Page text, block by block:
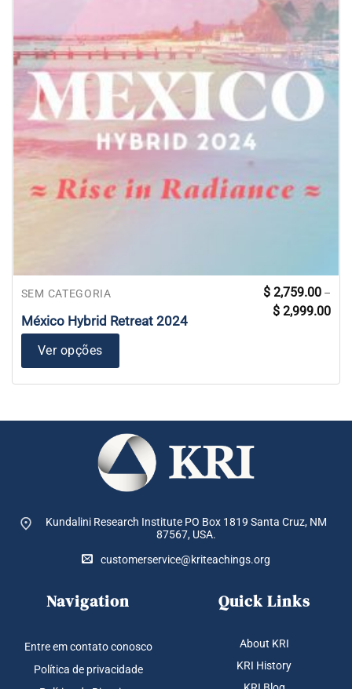
SEM CATEGORIA
México Hybrid Retreat 2024
$ 2,759.00 –
$ 2,999.00de
Ver opções
Este
tem
variantes.
ser
Kundalini Research Institute PO Box 1819 Santa Cruz, NM
87567, USA.
customerservice@kriteachings.org
Navigation
Entre em contato conosco
Política de privacidade
Quick Links
About KRI
KRI History